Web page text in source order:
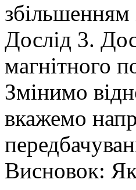
збільшенням
Дослід 3.
магнітного
Змінимо
вкажемо
Висновок: